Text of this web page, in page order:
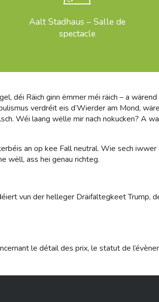
Aalt Stadhaus – Salle de
spectacle
déi Räich ginn ëmmer méi räich – a
verdréit eis d’Wierder am Mond,
Wéi laang wëlle mir nach nokucken? A
an op kee Fall neutral. Wie sech iwwer
wëll, ass hei genau richteg.
vun der helleger Dräifaltegkeet Trump,
le détail des prix, le statut de